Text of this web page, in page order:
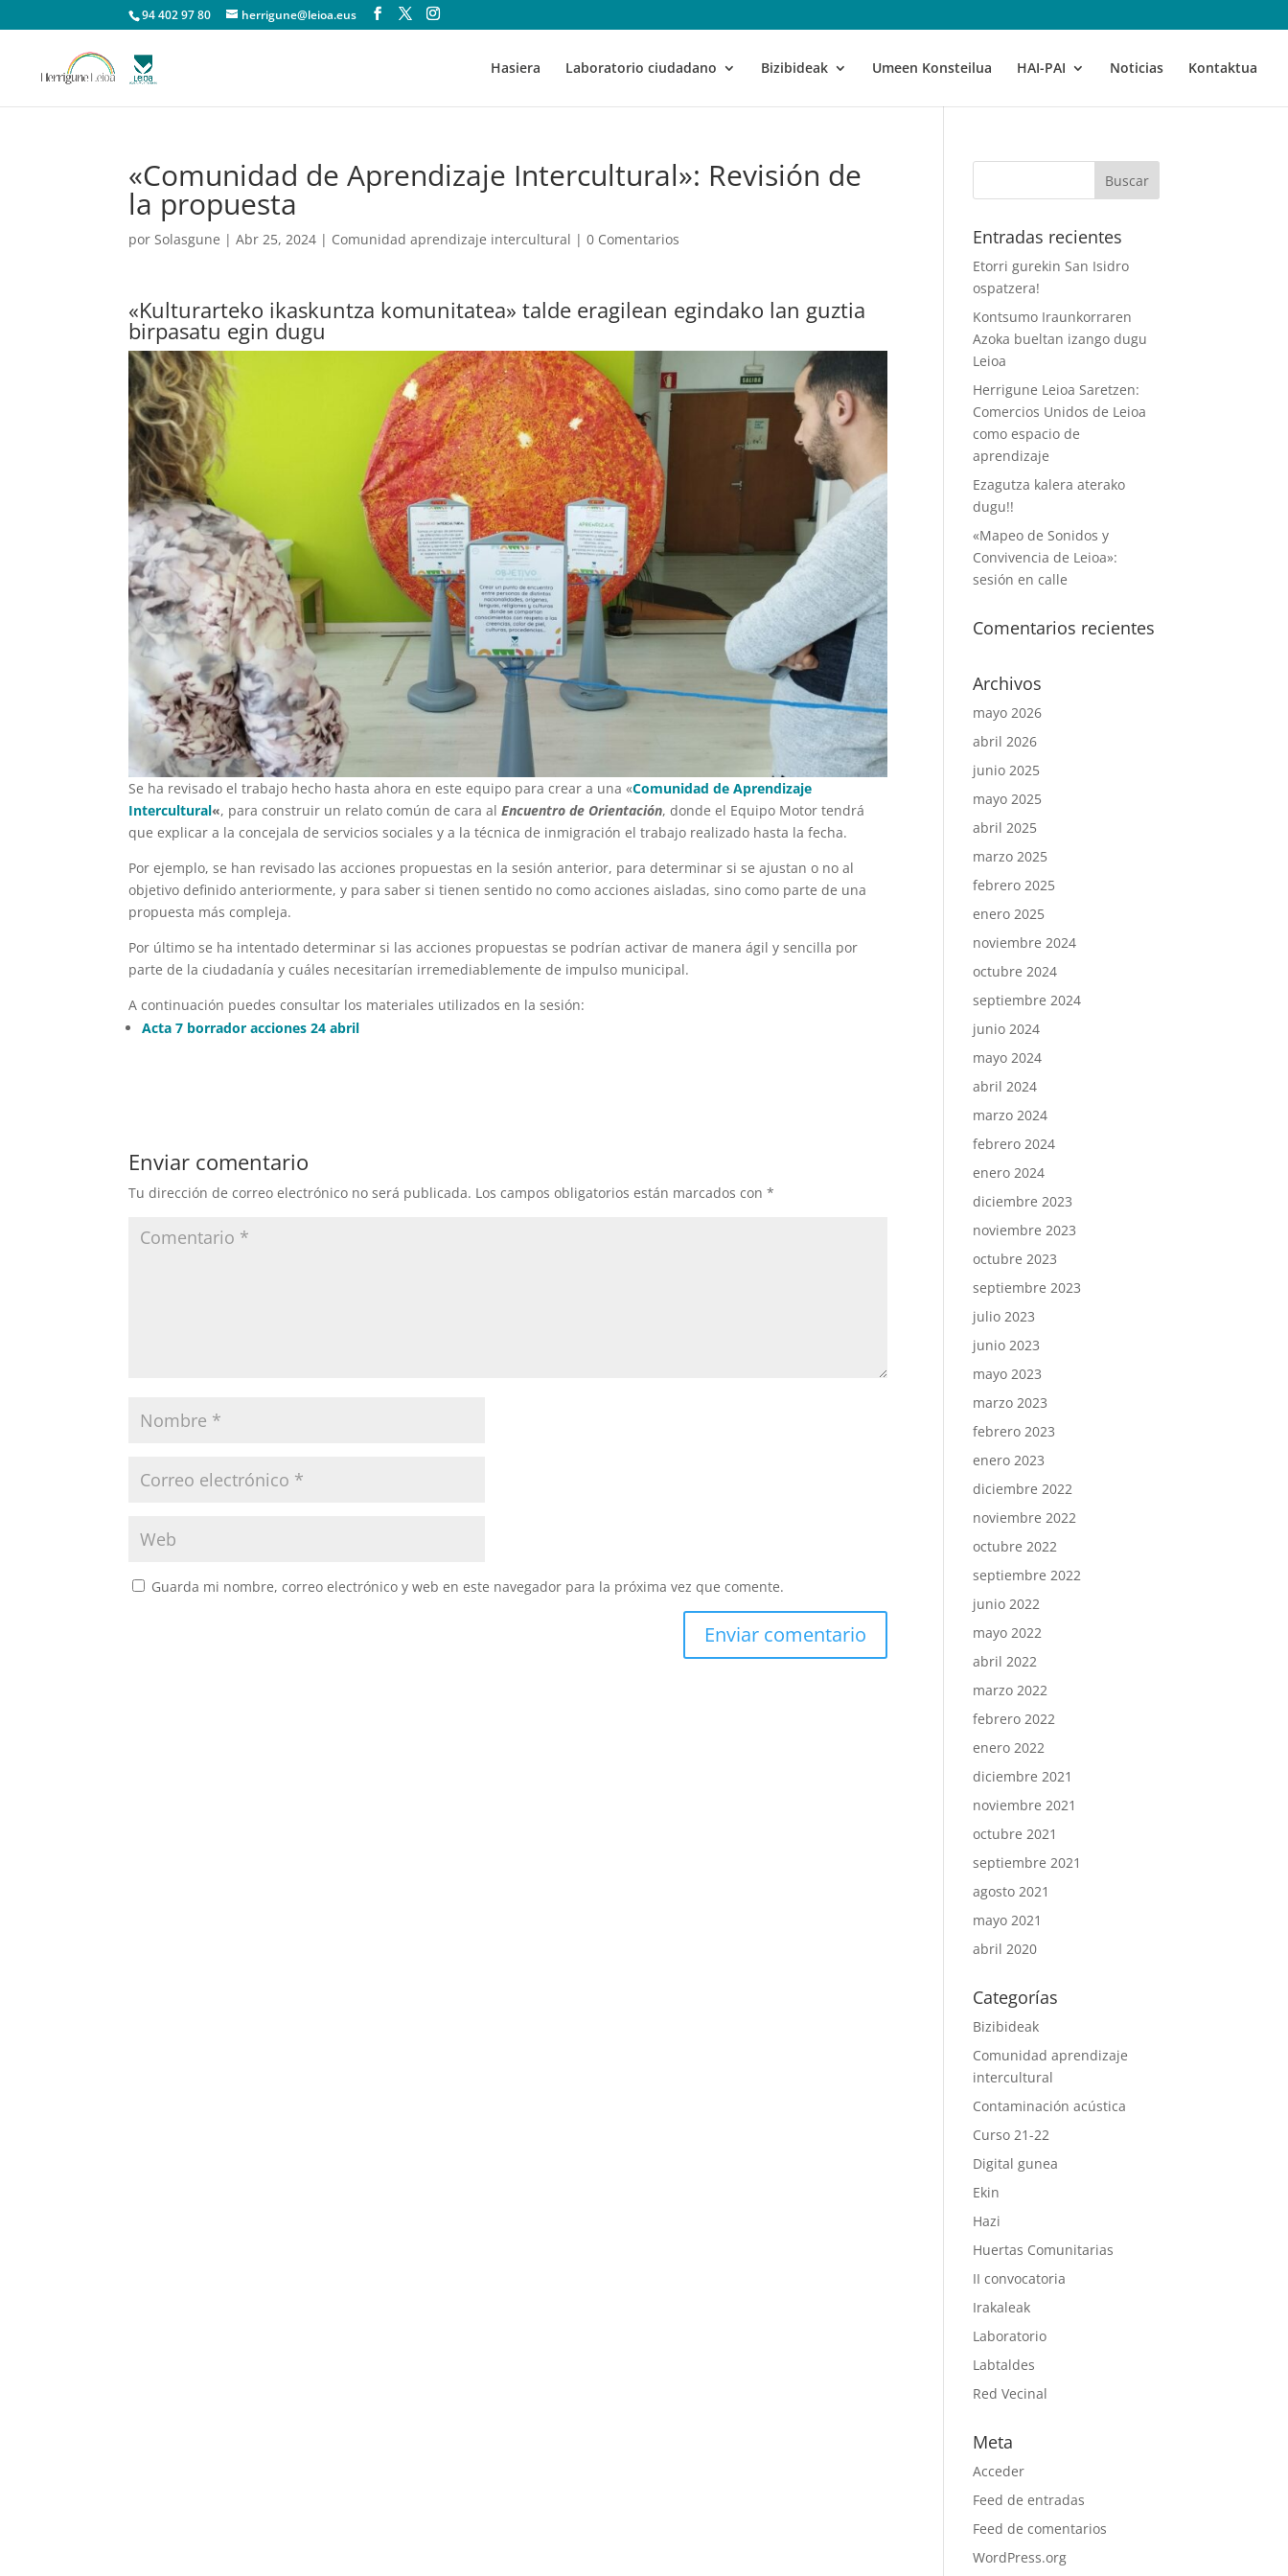
94 402 97 80 herrigune@leioa.eus
Hasiera Laboratorio ciudadano Bizibideak Umeen Konsteilua HAI-PAI Noticias Kontaktua
«Comunidad de Aprendizaje Intercultural»: Revisión de
la propuesta
porSolasgune |Abr 25, 2024 | Comunidad aprendizaje intercultural |0 Comentarios
«Kulturarteko ikaskuntza komunitatea» talde eragilean egindako lan guztia
birpasatu egin dugu
Se ha revisado el trabajo hecho hasta ahora en este equipo para crear a una «Comunidad de Aprendizaje
Intercultural«, para construir un relato común de cara alEncuentro de Orientación, donde el Equipo Motor tendrá
que explicar a la concejala de servicios sociales y a la técnica de inmigración el trabajo realizado hasta la fecha.
Por ejemplo, se han revisado las acciones propuestas en la sesión anterior, para determinar si se ajustan o no al
objetivo definido anteriormente, y para saber si tienen sentido no como acciones aisladas, sino como parte de una
propuesta más compleja.
Por último se ha intentado determinar si las acciones propuestas se podrían activar de manera ágil y sencilla por
parte de la ciudadanía y cuáles necesitarían irremediablemente de impulso municipal.
A continuación puedes consultar los materiales utilizados en la sesión:
Acta 7 borrador acciones 24 abril
Enviar comentario
Tu dirección de correo electrónico no será publicada. Los campos obligatorios están marcados con*
Guarda mi nombre, correo electrónico y web en este navegador para la próxima vez que comente.
Entradas recientes
Etorri gurekin San Isidro
ospatzera!
Kontsumo Iraunkorraren
Azoka bueltan izango dugu
Leioa
Herrigune Leioa Saretzen:
Comercios Unidos de Leioa
como espacio de
aprendizaje
Ezagutza kalera aterako
dugu!!
«Mapeo de Sonidos y
Convivencia de Leioa»:
sesión en calle
Comentarios recientes
Archivos
mayo 2026
abril 2026
junio 2025
mayo 2025
abril 2025
marzo 2025
febrero 2025
enero 2025
noviembre 2024
octubre 2024
septiembre 2024
junio 2024
mayo 2024
abril 2024
marzo 2024
febrero 2024
enero 2024
diciembre 2023
noviembre 2023
octubre 2023
septiembre 2023
julio 2023
junio 2023
mayo 2023
marzo 2023
febrero 2023
enero 2023
diciembre 2022
noviembre 2022
octubre 2022
septiembre 2022
junio 2022
mayo 2022
abril 2022
marzo 2022
febrero 2022
enero 2022
diciembre 2021
noviembre 2021
octubre 2021
septiembre 2021
agosto 2021
mayo 2021
abril 2020
Categorías
Bizibideak
Comunidad aprendizaje
intercultural
Contaminación acústica
Curso 21-22
Digital gunea
Ekin
Hazi
Huertas Comunitarias
II convocatoria
Irakaleak
Laboratorio
Labtaldes
Red Vecinal
Meta
Acceder
Feed de entradas
Feed de comentarios
WordPress.org